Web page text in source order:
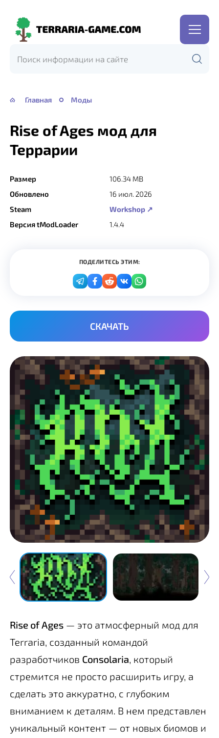
Terraria-
Главная Моды
Rise of Ages мод для
Террарии
Размер
106.34 MB
Обновлено
16 июл. 2026
Steam
Workshop ↗
Версия tModLoader
1.4.4
ПОДЕЛИТЕСЬ ЭТИМ:
СКАЧАТЬ
Rise of Ages — это атмосферный мод для
Terraria, созданный командой
разработчиков Consolaria , который
стремится не просто расширить игру, а
сделать это аккуратно, с глубоким
вниманием к деталям. В нем представлен
уникальный контент — от новых биомов и